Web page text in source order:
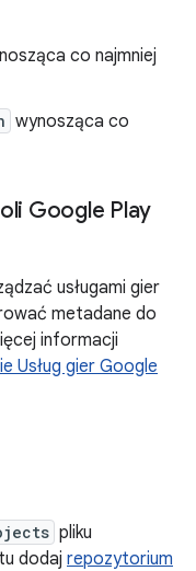
co najmniej
wynosząca co
Google Play
usługami gier
metadane do
informacji
Usług gier Google
pliku
dodaj repozytorium